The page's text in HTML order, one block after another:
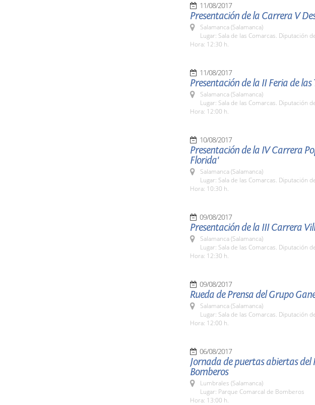
11/08/2017
Presentación de la Carrera V
Salamanca (Salamanca)
Lugar: Sala de las Comarcas. Diputación
Hora: 12:30 h.
11/08/2017
Presentación de la II Feria de
Salamanca (Salamanca)
Lugar: Sala de las Comarcas. Diputación
Hora: 12:00 h.
10/08/2017
Presentación de la IV Carrera
Florida'
Salamanca (Salamanca)
Lugar: Sala de las Comarcas. Diputación
Hora: 10:30 h.
09/08/2017
Presentación de la III Carrera
Salamanca (Salamanca)
Lugar: Sala de las Comarcas. Diputación
Hora: 12:30 h.
09/08/2017
Rueda de Prensa del Grupo
Salamanca (Salamanca)
Lugar: Sala de las Comarcas. Diputación
Hora: 12:00 h.
06/08/2017
Jornada de puertas abiertas del
Bomberos
Lumbrales (Salamanca)
Lugar: Parque Comarcal de Bomberos
Hora: 13:00 h.